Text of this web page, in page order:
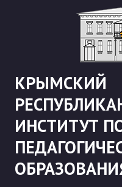
КРЫМСКИЙ
ИНСТИТУТ